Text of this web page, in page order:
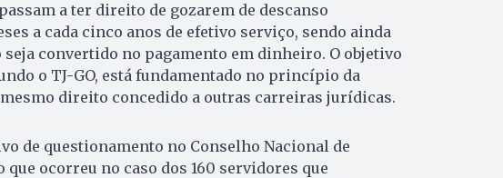
a ter direito de gozarem de descanso
a cada cinco anos de efetivo serviço, sendo ainda
convertido no pagamento em dinheiro. O objetivo
o TJ-GO, está fundamentado no princípio da
direito concedido a outras carreiras jurídicas.
de questionamento no Conselho Nacional de
que ocorreu no caso dos 160 servidores que